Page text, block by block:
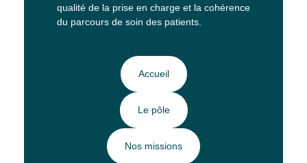
qualité de la prise en charge et la cohérence
du parcours de soin des patients.
Accueil
Le pôle
Nos missions